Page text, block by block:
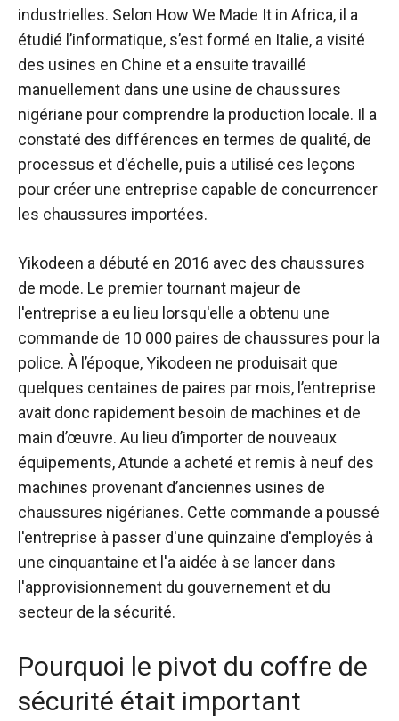
industrielles. Selon How We Made It in Africa, il a
étudié l’informatique, s’est formé en Italie, a visité
des usines en Chine et a ensuite travaillé
manuellement dans une usine de chaussures
nigériane pour comprendre la production locale. Il a
constaté des différences en termes de qualité, de
processus et d'échelle, puis a utilisé ces leçons
pour créer une entreprise capable de concurrencer
les chaussures importées.
Yikodeen a débuté en 2016 avec des chaussures
de mode. Le premier tournant majeur de
l'entreprise a eu lieu lorsqu'elle a obtenu une
commande de 10 000 paires de chaussures pour la
police. À l’époque, Yikodeen ne produisait que
quelques centaines de paires par mois, l’entreprise
avait donc rapidement besoin de machines et de
main d’œuvre. Au lieu d’importer de nouveaux
équipements, Atunde a acheté et remis à neuf des
machines provenant d’anciennes usines de
chaussures nigérianes. Cette commande a poussé
l'entreprise à passer d'une quinzaine d'employés à
une cinquantaine et l'a aidée à se lancer dans
l'approvisionnement du gouvernement et du
secteur de la sécurité.
Pourquoi le pivot du coffre de
sécurité était important